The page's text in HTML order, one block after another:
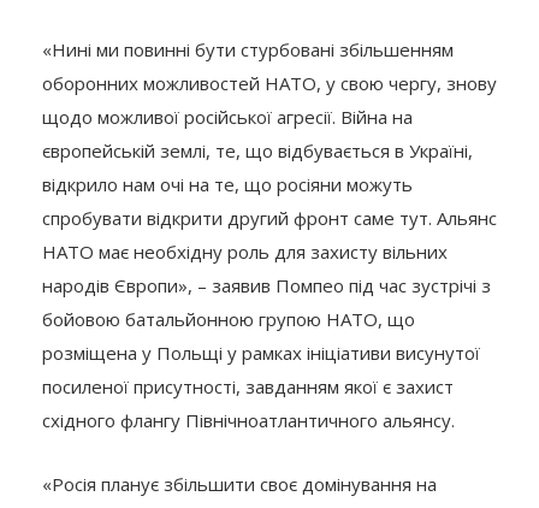
«Нині ми повинні бути стурбовані збільшенням
оборонних можливостей НАТО, у свою чергу, знову
щодо можливої російської агресії. Війна на
європейській землі, те, що відбувається в Україні,
відкрило нам очі на те, що росіяни можуть
спробувати відкрити другий фронт саме тут. Альянс
НАТО має необхідну роль для захисту вільних
народів Європи», – заявив Помпео під час зустрічі з
бойовою батальйонною групою НАТО, що
розміщена у Польщі у рамках ініціативи висунутої
посиленої присутності, завданням якої є захист
східного флангу Північноатлантичного альянсу.
«Росія планує збільшити своє домінування на